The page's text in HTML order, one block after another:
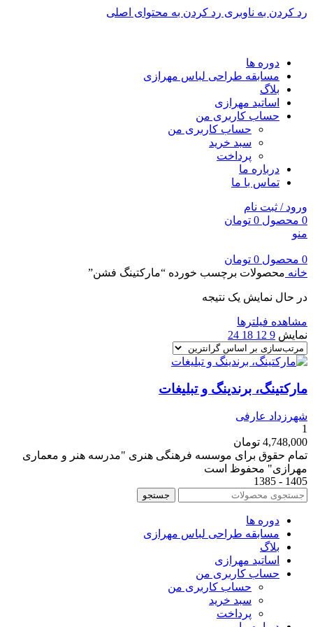
رد کردن به ناوبری رد کردن به محتوای اصلی
دوره ها
مسابقه طراحی لباس مهرازی
بلاگ
اساتید مهرازی
حساب کاربری من
حساب کاربری من
سبد خرید
پرداخت
درباره ما
تماس با ما
ورود / ثبت نام
0 محصول 0 تومان
منو
0 محصول 0 تومان
خانه محصولات برچسب خورده “مارکتینگ فشن”
در حال نمایش یک نتیجه
مشاهده فیلترها
نمایش 9
12
18
24
مارکتینگ، برندینگ و تبلیغات
شهرزداد عارفی
1
4,748,000 تومان
تمام حقوق برای موسسه فرهنگی هنری "مدرسه هنر و معماری
مهرازی" محفوظ است
1405 - 1385
جستجو
دوره ها
مسابقه طراحی لباس مهرازی
بلاگ
اساتید مهرازی
حساب کاربری من
حساب کاربری من
سبد خرید
پرداخت